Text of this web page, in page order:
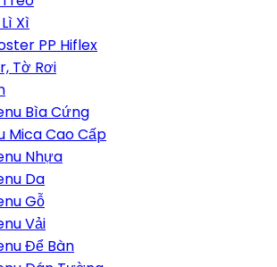
Xì
PP Hiflex
Tờ Rơi
Bìa Cứng
Mica Cao Cấp
Nhựa
Da
Gỗ
Vải
Để Bàn